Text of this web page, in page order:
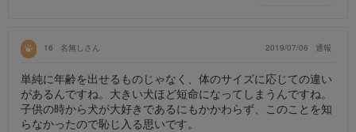
16 名無しさん 2019/07/06 通報
単純に年齢を出せるものじゃなく、体のサイズに応じての違い
があるんですね。大きい犬ほど短命になってしまうんですね。
子供の時から犬が大好きであるにもかかわらず、このことを知
らなかったので恥じ入る思いです。